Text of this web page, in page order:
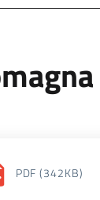
PDF (342KB)